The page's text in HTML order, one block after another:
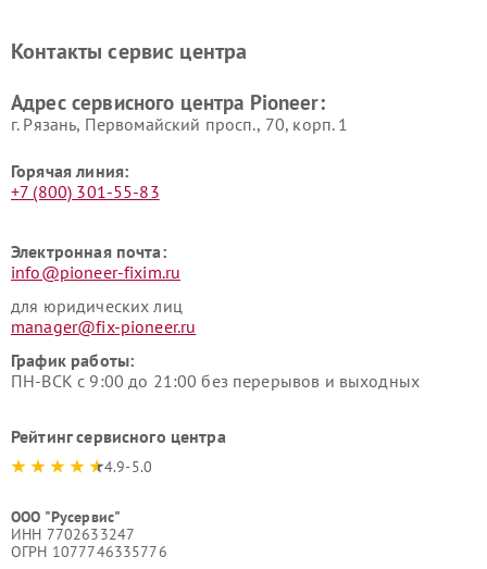
Контакты сервис центра
Адрес сервисного центра Pioneer:
г. Рязань, Первомайский просп., 70, корп. 1
Горячая линия:
+7 (800) 301-55-83
Электронная почта:
info@pioneer-fixim.ru
для юридических лиц
manager@fix-pioneer.ru
График работы:
ПН-ВСК с 9:00 до 21:00 без перерывов и выходных
Рейтинг сервисного центра
4.9-5.0
ООО "Русервис"
ИНН 7702633247
ОГРН 1077746335776